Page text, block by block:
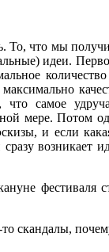
То, что мы
идеи.
что самое
мере. Потом
и если
возникает
фестиваля
скандалы,